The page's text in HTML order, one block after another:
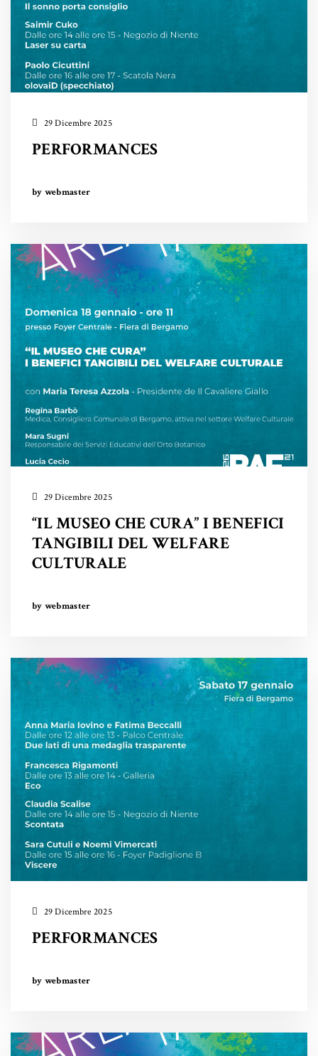
29 Dicembre 2025
PERFORMANCES
by webmaster
29 Dicembre 2025
“IL MUSEO CHE CURA” I BENEFICI
TANGIBILI DEL WELFARE
CULTURALE
by webmaster
29 Dicembre 2025
PERFORMANCES
by webmaster